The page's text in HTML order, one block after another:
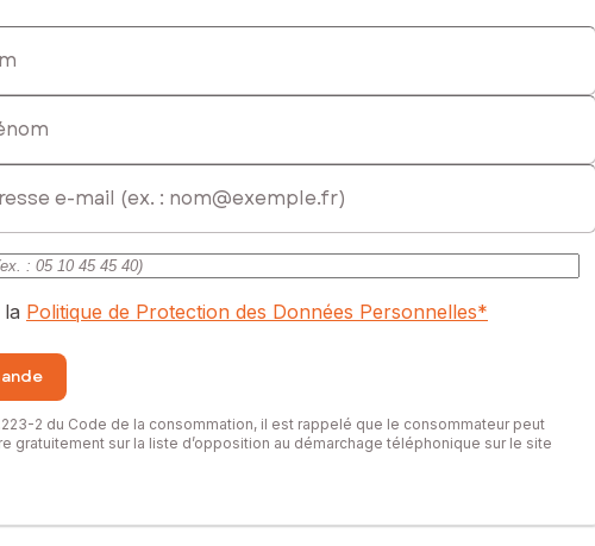
la Politique de Protection des Données Personnelles*
2 du Code de la consommation, il est rappelé que le consommateur peut
gratuitement sur la liste d’opposition au démarchage téléphonique sur le site